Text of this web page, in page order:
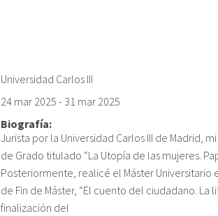
Universidad Carlos III
24 mar 2025 - 31 mar 2025
Biografía:
Jurista por la Universidad Carlos III de Madrid,
de Grado titulado “La Utopía de las mujeres.
Posteriormente, realicé el Máster Universitario
de Fin de Máster, “El cuento del ciudadano.
finalización del